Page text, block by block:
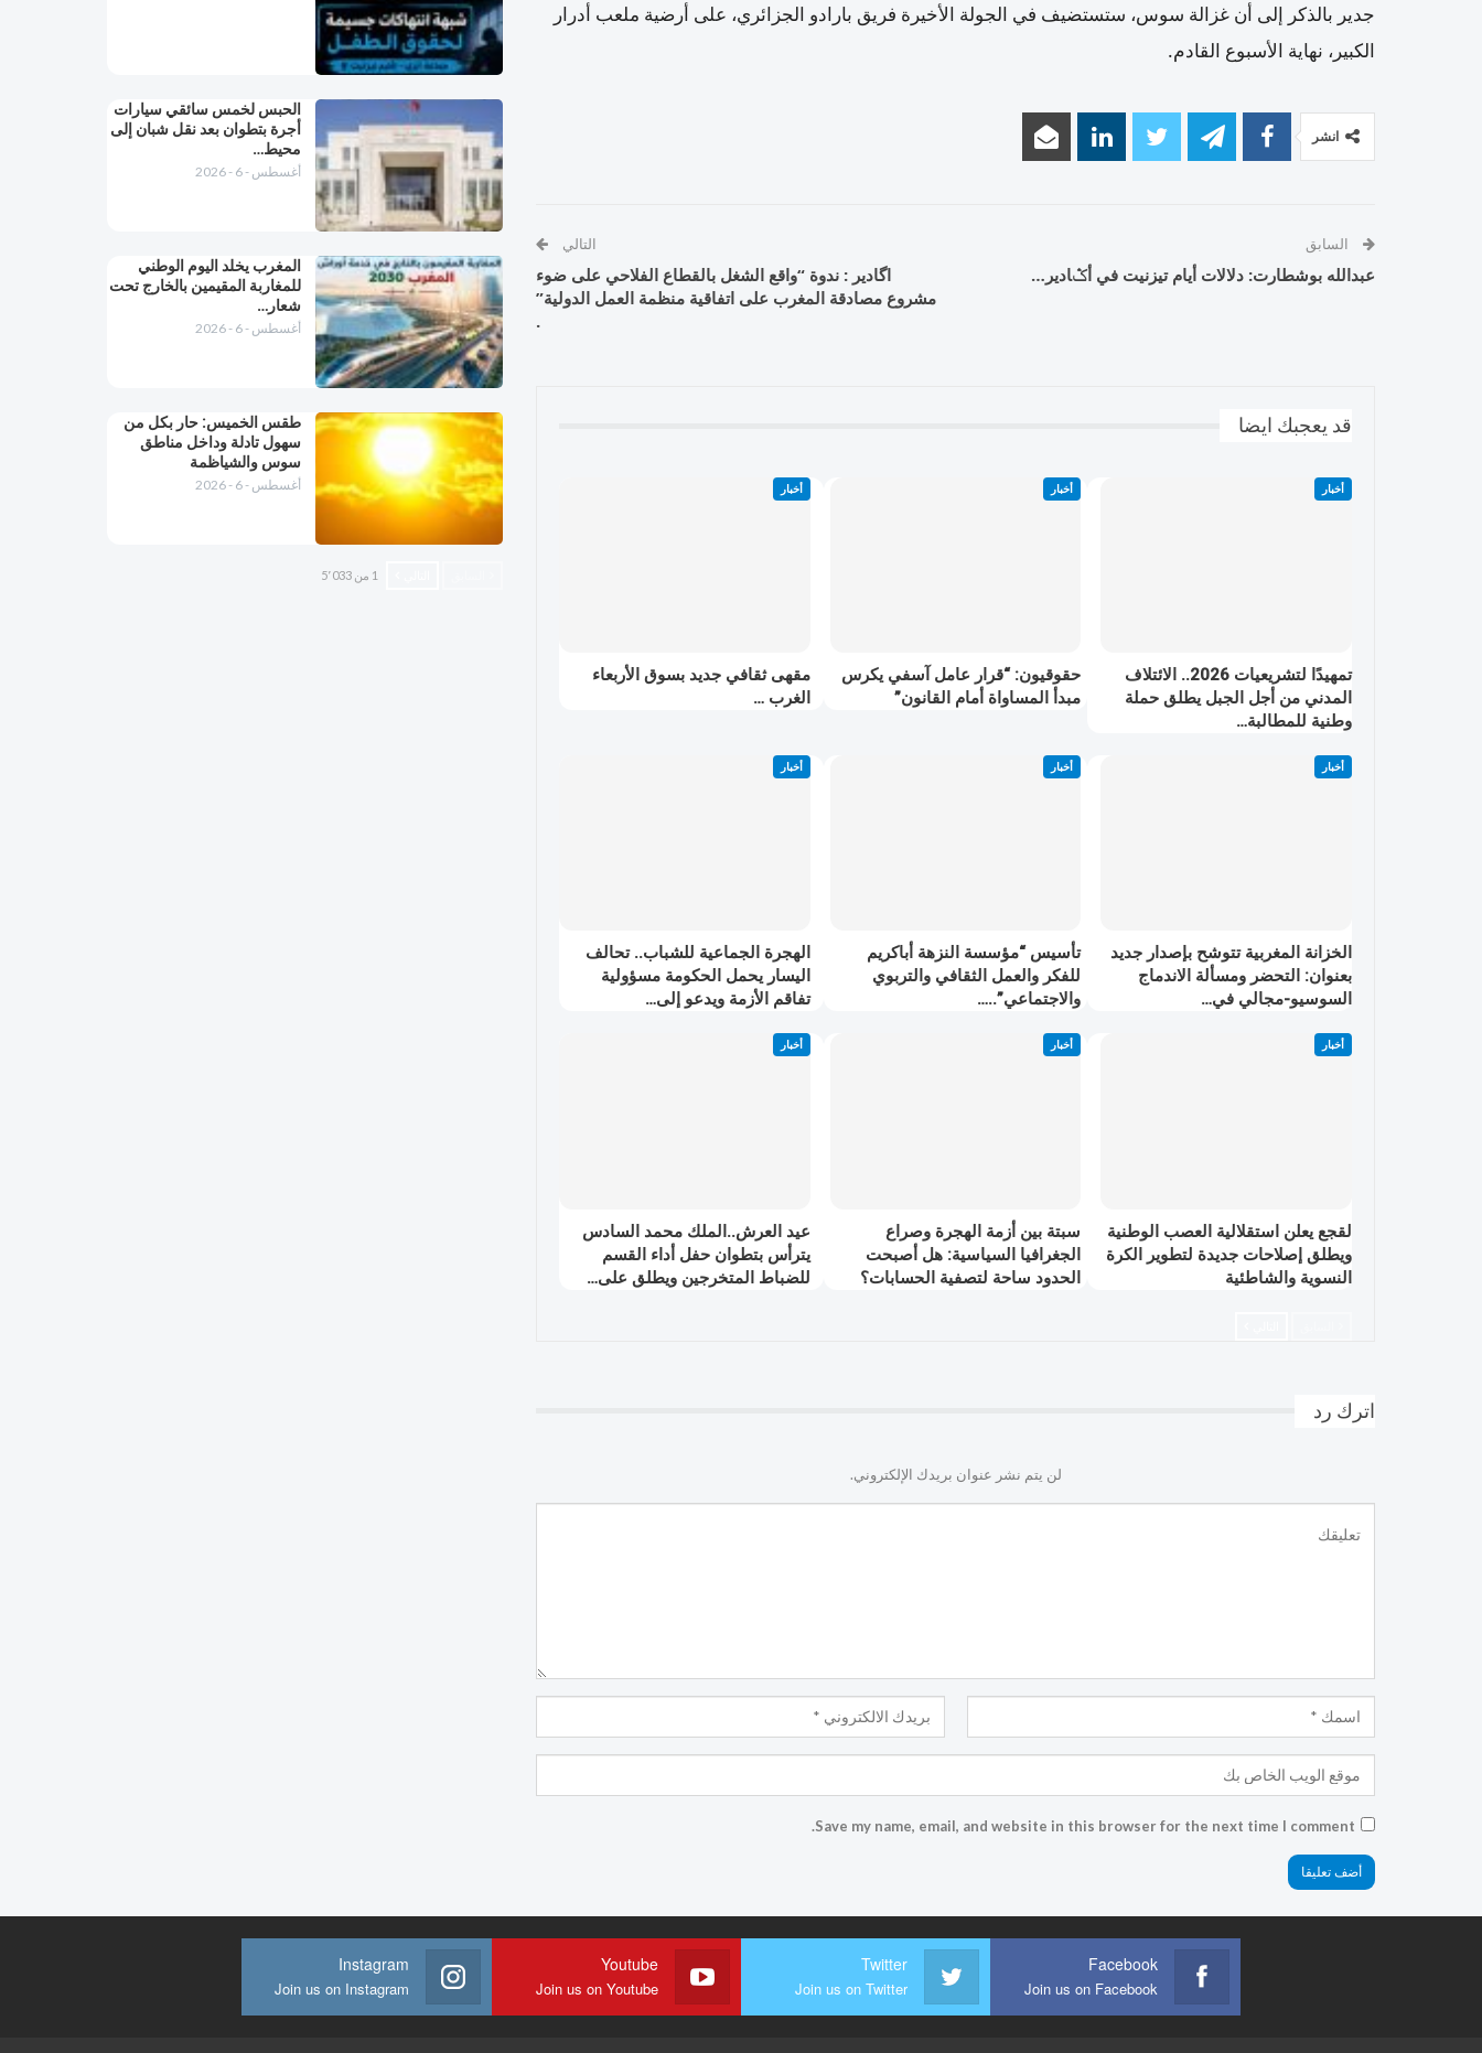
جدير بالذكر إلى أن غزالة سوس، ستستضيف في الجولة الأخيرة فريق بارادو الجزائري، على أرضية ملعب أدرار
الكبير، نهاية الأسبوع القادم.
انشر
السابق
عبدالله بوشطارت: دلالات أيام تيزنيت في أݣادير…
التالي
اگادير : ندوة “واقع الشغل بالقطاع الفلاحي على ضوء
مشروع مصادقة المغرب على اتفاقية منظمة العمل الدولية”
.
قد يعجبك ايضا
أخبار
تمهيدًا لتشريعيات 2026.. الائتلاف
المدني من أجل الجبل يطلق حملة
وطنية للمطالبة…
أخبار
حقوقيون: “قرار عامل آسفي يكرس
مبدأ المساواة أمام القانون”
أخبار
مقهى ثقافي جديد بسوق الأربعاء
الغرب …
أخبار
الخزانة المغربية تتوشح بإصدار جديد
بعنوان: التحضر ومسألة الاندماج
السوسيو-مجالي في…
أخبار
تأسيس “مؤسسة النزهة أباكريم
للفكر والعمل الثقافي والتربوي
والاجتماعي”..…
أخبار
الهجرة الجماعية للشباب.. تحالف
اليسار يحمل الحكومة مسؤولية
تفاقم الأزمة ويدعو إلى…
أخبار
لقجع يعلن استقلالية العصب الوطنية
ويطلق إصلاحات جديدة لتطوير الكرة
النسوية والشاطئية
أخبار
سبتة بين أزمة الهجرة وصراع
الجغرافيا السياسية: هل أصبحت
الحدود ساحة لتصفية الحسابات؟
أخبار
عيد العرش..الملك محمد السادس
يترأس بتطوان حفل أداء القسم
للضباط المتخرجين ويطلق على…
اترك رد
لن يتم نشر عنوان بريدك الإلكتروني.
Save my name, email, and website in this browser for the next time I comment.
الحبس لخمس سائقي سيارات
أجرة بتطوان بعد نقل شبان إلى
محيط…
أغسطس - 6 - 2026
المغرب يخلد اليوم الوطني
للمغاربة المقيمين بالخارج تحت
شعار…
أغسطس - 6 - 2026
طقس الخميس: ﺣﺎﺭ بكل من
سهول تادلة وداخل مناطق
سوس والشياظمة
أغسطس - 6 - 2026
1 من 5٬033
Facebook
Join us on Facebook
Twitter
Join us on Twitter
Youtube
Join us on Youtube
Instagram
Join us on Instagram